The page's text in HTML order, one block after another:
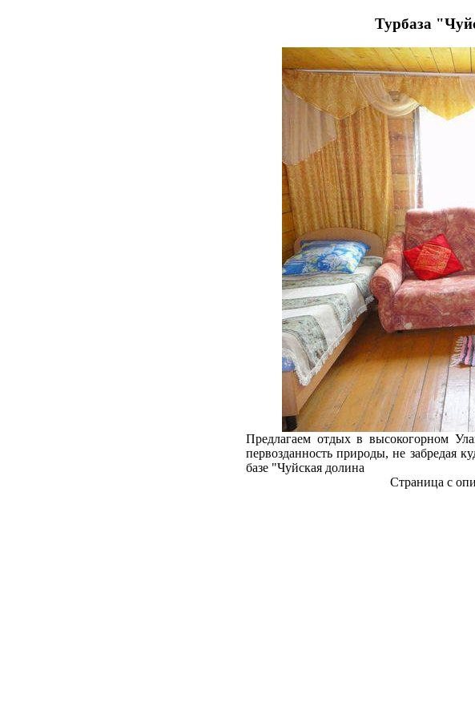
Турбаза
Предлагаем отдых в высокогорном
первозданность природы, не забредая
базе "Чуйская долина
Страница с